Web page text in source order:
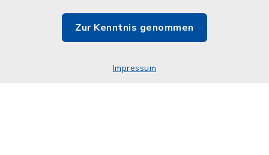
Zur Kenntnis genommen
Impressum
Impressum
Sitemap